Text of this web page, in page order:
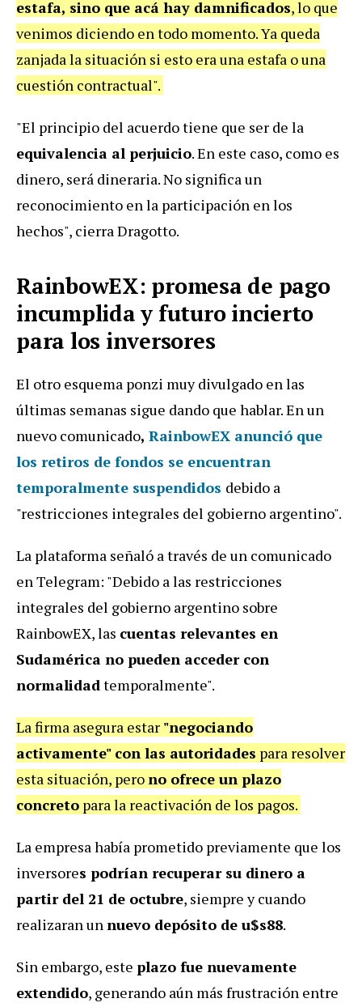
estafa, sino que acá hay damnificados, lo que
venimos diciendo en todo momento. Ya queda
zanjada la situación si esto era una estafa o una
cuestión contractual".
"El principio del acuerdo tiene que ser de la
equivalencia al perjuicio. En este caso, como es
dinero, será dineraria. No significa un
reconocimiento en la participación en los
hechos", cierra Dragotto.
RainbowEX: promesa de pago
incumplida y futuro incierto
para los inversores
El otro esquema ponzi muy divulgado en las
últimas semanas sigue dando que hablar. En un
nuevo comunicado, RainbowEX anunció que
los retiros de fondos se encuentran
temporalmente suspendidos debido a
"restricciones integrales del gobierno argentino".
La plataforma señaló a través de un comunicado
en Telegram: "Debido a las restricciones
integrales del gobierno argentino sobre
RainbowEX, las cuentas relevantes en
Sudamérica no pueden acceder con
normalidadtemporalmente".
La firma asegura estar "negociando
activamente" con las autoridades para resolver
esta situación, perono ofrece un plazo
concreto para la reactivación de los pagos.
La empresa había prometido previamente que los
inversores podrían recuperar su dinero a
partir del 21 de octubre, siempre y cuando
realizaran unnuevo depósito de u$s88.
Sin embargo, este plazo fue nuevamente
extendido, generando aún más frustración entre